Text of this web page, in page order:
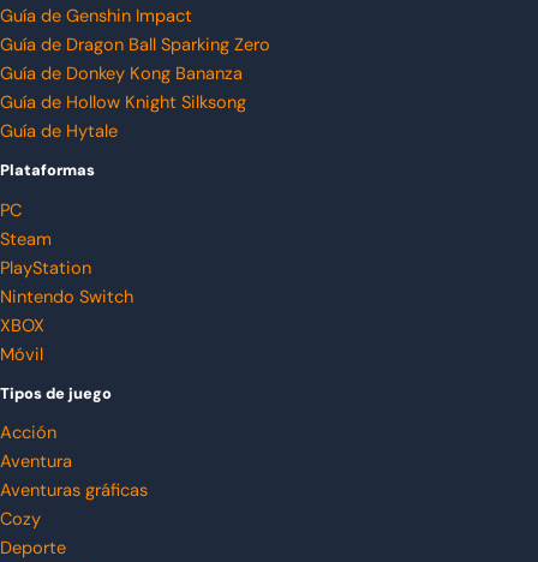
Guía de Genshin Impact
Guía de Dragon Ball Sparking Zero
Guía de Donkey Kong Bananza
Guía de Hollow Knight Silksong
Guía de Hytale
Plataformas
PC
Steam
PlayStation
Nintendo Switch
XBOX
Móvil
Tipos de juego
Acción
Aventura
Aventuras gráficas
Cozy
Deporte